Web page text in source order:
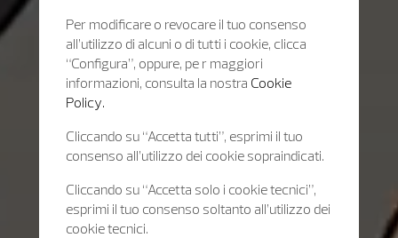
Per modificare o revocare il tuo consenso
all’utilizzo di alcuni o di tutti i cookie, clicca
“Configura”, oppure, pe r maggiori
informazioni, consulta la nostra Cookie
Policy.
Cliccando su “Accetta tutti”, esprimi il tuo
consenso all’utilizzo dei cookie sopraindicati.
Cliccando su “Accetta solo i cookie tecnici”,
esprimi il tuo consenso soltanto all’utilizzo dei
cookie tecnici.